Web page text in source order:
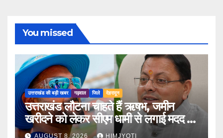
You missed
उत्तराखंड की बड़ी खबर गढ़वाल जिले देहरादून
उत्तराखंड लौटना चाहते हैं ऋषभ, जमीन
खरीदने को लेकर सीएम धामी से लगाई मदद की
गुहारAUGUST 8, 2026 HIMJYOTI